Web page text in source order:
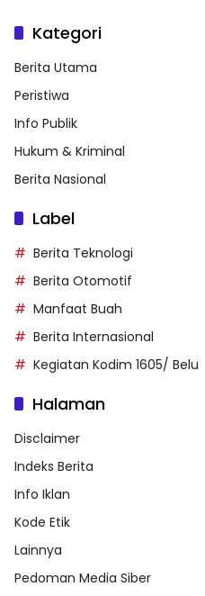
Kategori
Berita Utama
Peristiwa
Info Publik
Hukum & Kriminal
Berita Nasional
Label
Berita Teknologi
Berita Otomotif
Manfaat Buah
Berita Internasional
Kegiatan Kodim 1605/ Belu
Halaman
Disclaimer
Indeks Berita
Info Iklan
Kode Etik
Lainnya
Pedoman Media Siber